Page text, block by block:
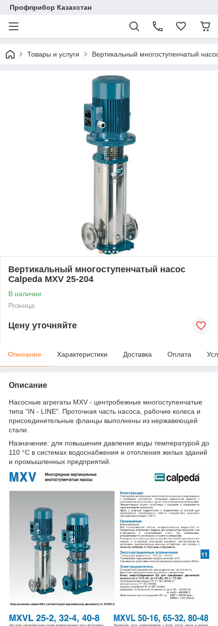
Профприбор Казахстан
Товары и услуги Вертикальный многоступенчатый
Вертикальный многоступенчатый насос
Calpeda MXV 25-204
В наличии
Розница
Цену уточняйте
Описание Характеристики Доставка Оплата
Описание
Насосные агрегаты MXV - центробежные многоступенчатые
типа "IN - LINE". Проточная часть насоса, рабочие колеса и
присоединительные фланцы выполнены из нержавеющей
стали.
Назначение: для повышения давления воды температурой до
110 °С в системах водоснабжения и отопления жилых зданий
и промышленных предприятий.